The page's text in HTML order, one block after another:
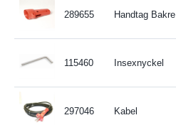
289655 Handtag Bakre
115460 Insexnyckel
297046 Kabel